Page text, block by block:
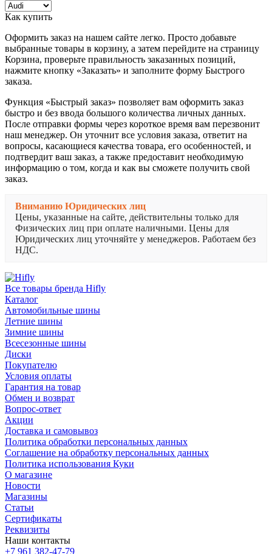
Как купить
Оформить заказ на нашем сайте легко. Просто добавьте
выбранные товары в корзину, а затем перейдите на страницу
Корзина, проверьте правильность заказанных позиций,
нажмите кнопку «Заказать» и заполните форму Быстрого
заказа.
Функция «Быстрый заказ» позволяет вам оформить заказ
быстро и без ввода большого количества личных данных.
После отправки формы через короткое время вам перезвонит
наш менеджер. Он уточнит все условия заказа, ответит на
вопросы, касающиеся качества товара, его особенностей, и
подтвердит ваш заказ, а также предоставит необходимую
информацию о том, когда и как вы сможете получить свой
заказ.
Вниманию Юридических лиц
Цены, указанные на сайте, действительны только для
Физических лиц при оплате наличными. Цены для
Юридических лиц уточняйте у менеджеров. Работаем без
НДС.
Все товары бренда Hifly
Каталог
Автомобильные шины
Летние шины
Зимние шины
Всесезонные шины
Диски
Покупателю
Условия оплаты
Гарантия на товар
Обмен и возврат
Вопрос-ответ
Акции
Доставка и самовывоз
Политика обработки персональных данных
Соглашение на обработку персональных данных
Политика использования Куки
О магазине
Новости
Магазины
Статьи
Сертификаты
Реквизиты
Наши контакты
+7 961 382-47-79